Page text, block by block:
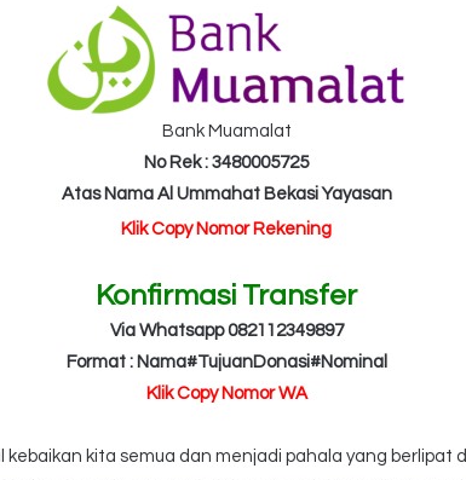
Bank Muamalat
No Rek : 3480005725
Atas Nama Al Ummahat Bekasi Yayasan
Klik Copy Nomor Rekening
Konfirmasi Transfer
Via Whatsapp 082112349897
Format : Nama#TujuanDonasi#Nominal
Klik Copy Nomor WA
kita semua dan menjadi pahala yang berlipat